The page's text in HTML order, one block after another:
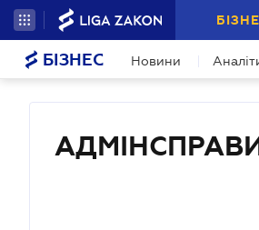
БІЗНЕС Новини